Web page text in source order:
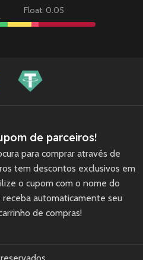
Float: 0.05
de parceiros!
para comprar através de
tem descontos exclusivos em
o cupom com o nome do
automaticamente seu
de compras!